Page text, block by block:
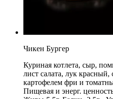
Чикен Бургер
Куриная котлета, сыр,
лист салата, лук красный,
картофелем фри и
Пищевая и энерг.